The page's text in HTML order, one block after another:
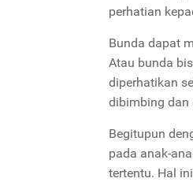
perhatian
Bunda dapat
Atau bunda
diperhatikan
dibimbing dan
Begitupun
pada anak-
tertentu. Hal